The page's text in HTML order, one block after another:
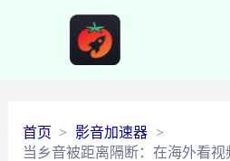
首页
影音加速器
当乡音被距离隔断：在海外看视